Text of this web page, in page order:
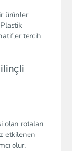
ürünler
tercih
olan rotaları
etkilenen
olur.